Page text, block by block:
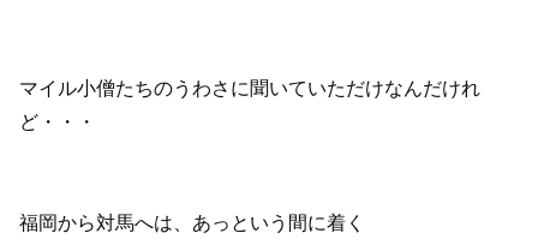
マイル小僧たちのうわさに聞いていただけなんだけれ
ど・・・
福岡から対馬へは、あっという間に着く